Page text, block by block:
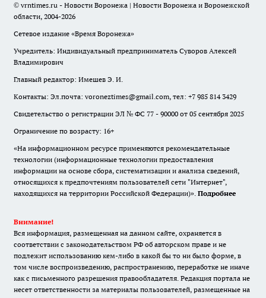
© vrntimes.ru - Новости Воронежа | Новости Воронежа и Воронежской
области, 2004-2026
Сетевое издание «Время Воронежа»
Учредитель: Индивидуальный предприниматель Суворов Алексей
Владимирович
Главный редактор: Имешев Э. И.
Контакты: Эл.почта: voroneztimes@gmail.com, тел: +7 985 814 3429
Свидетельство о регистрации ЭЛ № ФС 77 - 90000 от 05 сентября 2025
Ограничение по возрасту: 16+
«На информационном ресурсе применяются рекомендательные
технологии (информационные технологии предоставления
информации на основе сбора, систематизации и анализа сведений,
относящихся к предпочтениям пользователей сети "Интернет",
находящихся на территории Российской Федерации)». Подробнее
Внимание!
Вся информация, размещенная на данном сайте, охраняется в
соответствии с законодательством РФ об авторском праве и не
подлежит использованию кем-либо в какой бы то ни было форме, в
том числе воспроизведению, распространению, переработке не иначе
как с письменного разрешения правообладателя. Редакция портала не
несет ответственности за материалы пользователей, размещенные на